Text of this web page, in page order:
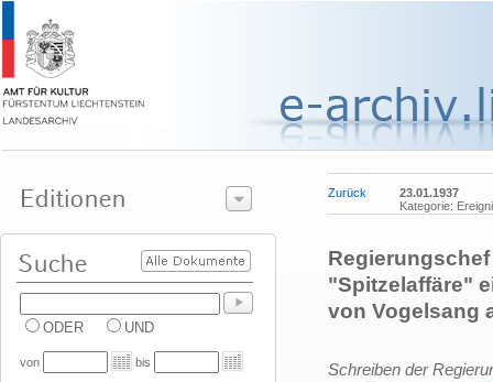
ODER UND
von bis
Zurück
23.01.1937
Kategorie:
"Spitzelaffäre"
von Vogelsang
Schreiben der